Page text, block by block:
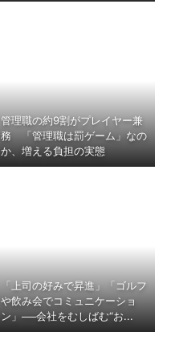
管理職の約9割がプレイヤー兼
務 「管理職は罰ゲーム」なの
か、増える負担の実態
「上司の好みで昇進」「ゴルフ
や飲み会でコミュニケーショ
ン」──会社をむしばむ“お...